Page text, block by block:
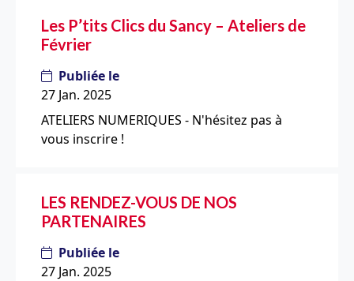
Les P’tits Clics du Sancy – Ateliers de
Février
Publiée le
27 Jan. 2025
ATELIERS NUMERIQUES - N'hésitez pas à
vous inscrire !
LES RENDEZ-VOUS DE NOS
PARTENAIRES
Publiée le
27 Jan. 2025